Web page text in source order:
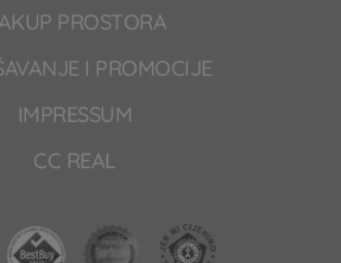
PROSTORA
I PROMOCIJE
IMPRESSUM
CC REAL